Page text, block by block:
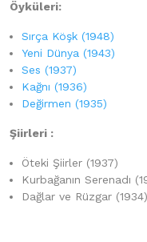
Öyküleri:
Sırça Köşk (1948)
Yeni Dünya (1943)
Ses (1937)
Kağnı (1936)
Değirmen (1935)
Şiirleri :
Öteki Şiirler (1937)
Kurbağanın Serenadı
Dağlar ve Rüzgar (1934)